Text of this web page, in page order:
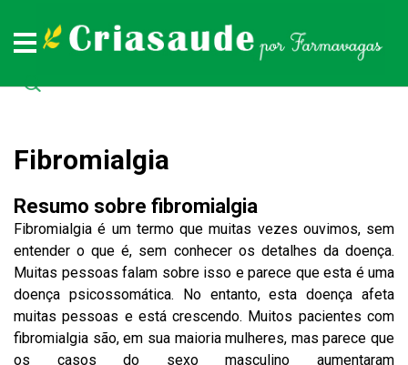
Fibromialgia
Resumo sobre fibromialgia
Fibromialgia é um termo que muitas vezes ouvimos, sem
entender o que é, sem conhecer os detalhes da doença.
Muitas pessoas falam sobre isso e parece que esta é uma
doença psicossomática. No entanto, esta doença afeta
muitas pessoas e está crescendo. Muitos pacientes com
fibromialgia são, em sua maioria mulheres, mas parece que
os casos do sexo masculino aumentaram